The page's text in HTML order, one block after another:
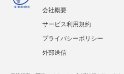
会社概要
サービス利用規約
プライバシーポリシー
外部送信